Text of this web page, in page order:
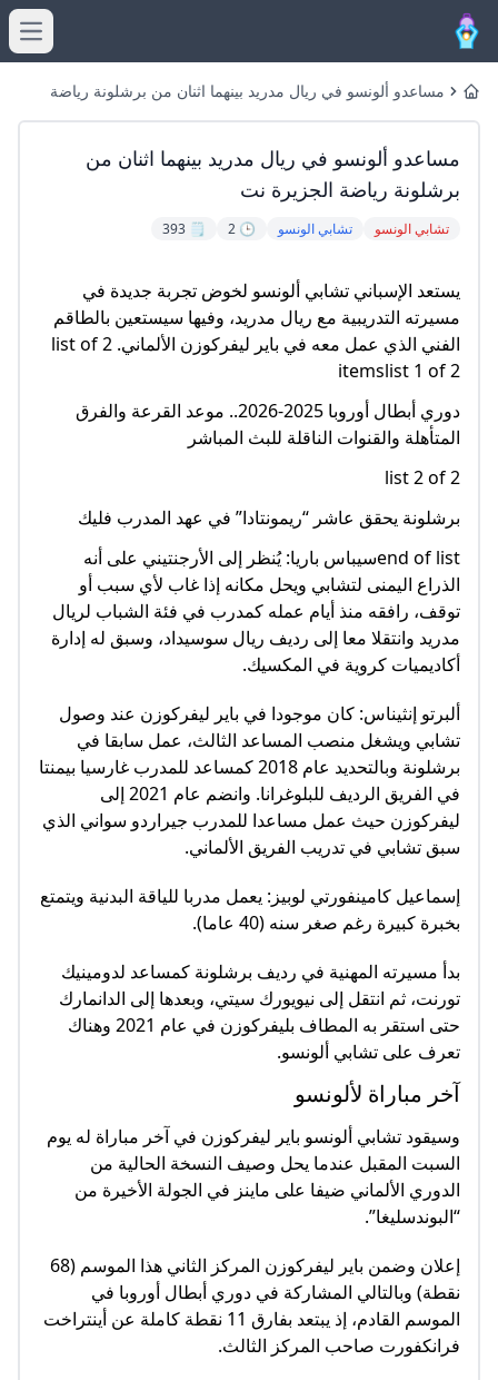
Home
مساعدو ألونسو في ريال مدريد بينهما اثنان من برشلونة رياضة
مساعدو ألونسو في ريال مدريد بينهما اثنان من
برشلونة رياضة الجزيرة نت
تشابي الونسو تشابي الونسو 🕒 2
🗒️ 393
يستعد الإسباني تشابي ألونسو لخوض تجربة جديدة في
مسيرته التدريبية مع ريال مدريد، وفيها سيستعين بالطاقم
الفني الذي عمل معه في باير ليفركوزن الألماني. list of 2
itemslist 1 of 2
دوري أبطال أوروبا 2025-2026.. موعد القرعة والفرق
المتأهلة والقنوات الناقلة للبث المباشر
list 2 of 2
برشلونة يحقق عاشر “ريمونتادا” في عهد المدرب فليك
end of listسيباس باريا: يُنظر إلى الأرجنتيني على أنه
الذراع اليمنى لتشابي ويحل مكانه إذا غاب لأي سبب أو
توقف، رافقه منذ أيام عمله كمدرب في فئة الشباب لريال
مدريد وانتقلا معا إلى رديف ريال سوسيداد، وسبق له إدارة
أكاديميات كروية في المكسيك.
ألبرتو إنثيناس: كان موجودا في باير ليفركوزن عند وصول
تشابي ويشغل منصب المساعد الثالث، عمل سابقا في
برشلونة وبالتحديد عام 2018 كمساعد للمدرب غارسيا بيمنتا
في الفريق الرديف للبلوغرانا. وانضم عام 2021 إلى
ليفركوزن حيث عمل مساعدا للمدرب جيراردو سواني الذي
سبق تشابي في تدريب الفريق الألماني.
إسماعيل كامينفورتي لوبيز: يعمل مدربا للياقة البدنية ويتمتع
بخبرة كبيرة رغم صغر سنه (40 عاما).
بدأ مسيرته المهنية في رديف برشلونة كمساعد لدومينيك
تورنت، ثم انتقل إلى نيويورك سيتي، وبعدها إلى الدانمارك
حتى استقر به المطاف بليفركوزن في عام 2021 وهناك
تعرف على تشابي ألونسو.
آخر مباراة لألونسو
وسيقود تشابي ألونسو باير ليفركوزن في آخر مباراة له يوم
السبت المقبل عندما يحل وصيف النسخة الحالية من
الدوري الألماني ضيفا على ماينز في الجولة الأخيرة من
“البوندسليغا”.
إعلان وضمن باير ليفركوزن المركز الثاني هذا الموسم (68
نقطة) وبالتالي المشاركة في دوري أبطال أوروبا في
الموسم القادم، إذ يبتعد بفارق 11 نقطة كاملة عن أينتراخت
فرانكفورت صاحب المركز الثالث.